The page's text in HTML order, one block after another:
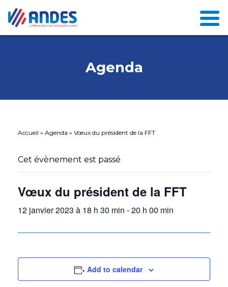
Agenda
Accueil » Agenda » Vœux du président de la FFT
Cet évènement est passé
Vœux du président de la FFT
12 janvier 2023 à 18 h 30 min -20 h 00 min
Add to calendar